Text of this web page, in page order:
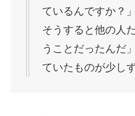
ているんですか？」
そうすると他の人
うことだったんだ
ていたものが少し